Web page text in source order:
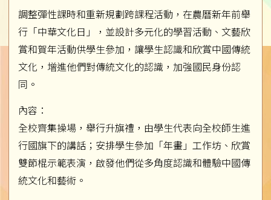
調整彈性課時和重新規劃跨課程活動，在農曆新年前舉
行「中華文化日」，並設計多元化的學習活動、文藝欣
賞和賀年活動供學生參加，讓學生認識和欣賞中國傳統
文化，增進他們對傳統文化的認識，加強國民身份認
同。
內容：
全校齊集操場，舉行升旗禮，由學生代表向全校師生進
行國旗下的講話；安排學生參加「年畫」工作坊、欣賞
雙節棍示範表演，啟發他們從多角度認識和體驗中國傳
統文化和藝術。